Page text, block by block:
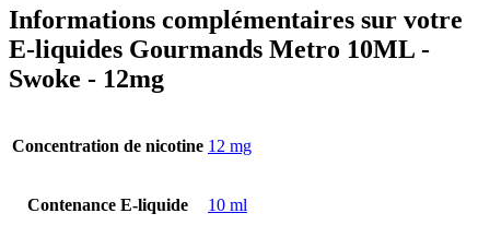
Informations complémentaires sur votre
E-liquides Gourmands Metro 10ML -
Swoke - 12mg
Concentration de nicotine 12 mg
Contenance E-liquide 10 ml